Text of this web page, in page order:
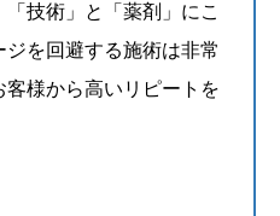
技術」と「薬剤」にこ
を回避する施術は非常
様から高いリピートを